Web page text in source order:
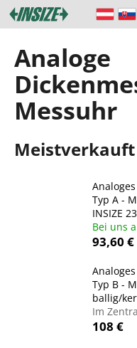
Zum
Inhalt
springen
Analoge
Messuhr
Meistverkauft
Typ A -
INSIZE
Bei uns
93,60 €
Typ B -
ballig/
Im
108 €
W
a
zum
zum
W
a
s
u